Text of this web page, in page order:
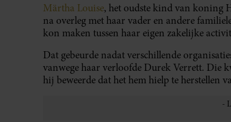
Märtha Louise, het oudste kind van koning
na overleg met haar vader en andere
kon maken tussen haar eigen zakelijke
Dat gebeurde nadat verschillende
vanwege haar verloofde Durek Verrett. Die
hij beweerde dat het hem hielp te herstellen